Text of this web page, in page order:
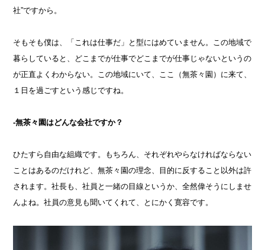
社”ですから。
そもそも僕は、「これは仕事だ」と型にはめていません。この地域で
暮らしていると、どこまでが仕事でどこまでが仕事じゃないというの
が正直よくわからない。この地域にいて、ここ（無茶々園）に来て、
１日を過ごすという感じですね。
-無茶々園はどんな会社ですか？
ひたすら自由な組織です。もちろん、それぞれやらなければならない
ことはあるのだけれど、無茶々園の理念、目的に反すること以外は許
されます。社長も、社員と一緒の目線というか、全然偉そうにしませ
んよね。社員の意見も聞いてくれて、とにかく寛容です。